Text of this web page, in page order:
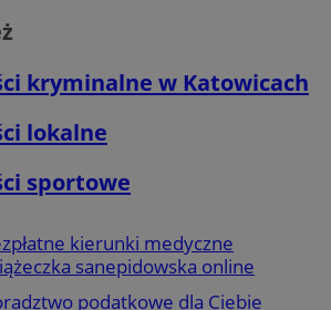
kryminalne w Katowicach
lokalne
sportowe
kierunki medyczne
sanepidowska online
podatkowe dla Ciebie